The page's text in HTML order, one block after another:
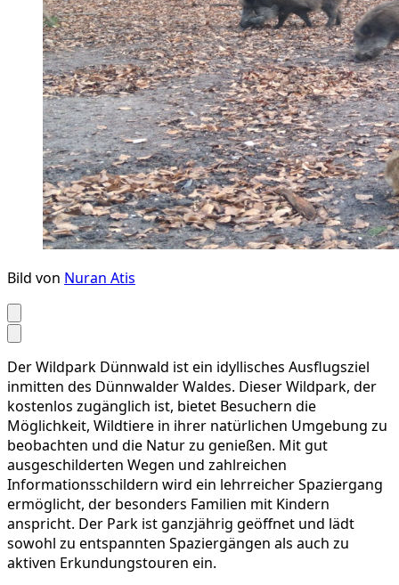
Bild von Nuran Atis
Der Wildpark Dünnwald ist ein idyllisches Ausflugsziel
inmitten des Dünnwalder Waldes. Dieser Wildpark, der
kostenlos zugänglich ist, bietet Besuchern die
Möglichkeit, Wildtiere in ihrer natürlichen Umgebung zu
beobachten und die Natur zu genießen. Mit gut
ausgeschilderten Wegen und zahlreichen
Informationsschildern wird ein lehrreicher Spaziergang
ermöglicht, der besonders Familien mit Kindern
anspricht. Der Park ist ganzjährig geöffnet und lädt
sowohl zu entspannten Spaziergängen als auch zu
aktiven Erkundungstouren ein.